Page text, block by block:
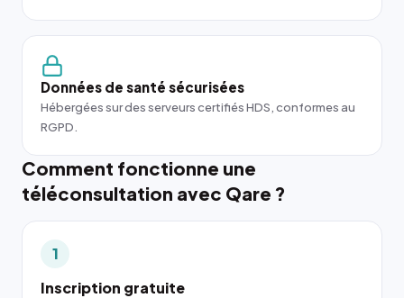
Données de santé sécurisées
Hébergées sur des serveurs certifiés HDS, conformes au
RGPD.
Comment fonctionne une
téléconsultation avec Qare ?
1
Inscription gratuite